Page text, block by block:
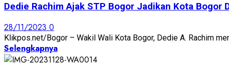
Dedie Rachim Ajak STP Bogor Jadikan Kota Bogor
28/11/2023 0
Klikpos.net/Bogor – Wakil Wali Kota Bogor, Dedie A. Rachim
Selengkapnya